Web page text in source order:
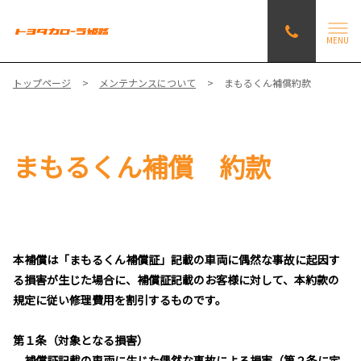
MENU
トップページ メンテナンスについて まもるくん補償約款
まもるくん補償 約款
本補償は「まもるくん補償証」記載の車両に偶然な事故に起因す
る損害が生じた場合に、補償証記載のお客様に対して、本約款の
規定に従い修理費用を割引するものです。
第１条（対象となる損害）